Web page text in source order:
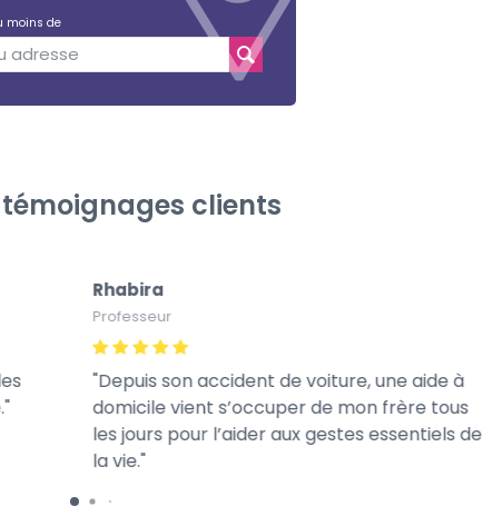
moins de
clients
Rhabira
Professeur
Depuis son accident de voiture, une aide à
domicile vient s’occuper de mon frère tous
les jours pour l’aider aux gestes essentiels de
la vie.